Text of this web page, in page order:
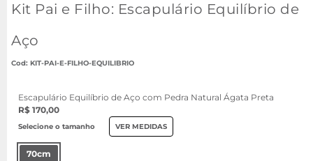
Kit Pai e Filho: Escapulário Equilíbrio de
Aço
: KIT-PAI-E-FILHO-EQUILIBRIO
Escapulário Equilíbrio de Aço com Pedra Natural Ágata Preta
R$ 170,00
Selecione o tamanho VER MEDIDAS
70cm